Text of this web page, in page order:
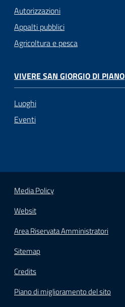
Autorizzazioni
Appalti pubblici
Agricoltura e pesca
VIVERE SAN GIORGIO DI PIANO
Luoghi
Eventi
Media Policy
Websit
Area Riservata Amministratori
Sitemap
Credits
Piano di miglioramento del sito